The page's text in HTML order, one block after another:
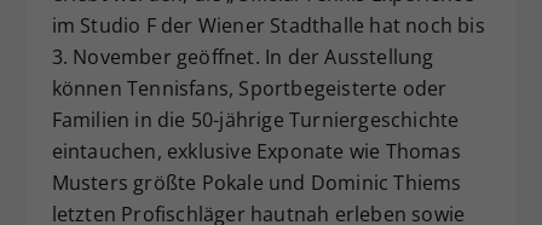
im Studio F der Wiener Stadthalle hat noch bis
3. November geöffnet. In der Ausstellung
können Tennisfans, Sportbegeisterte oder
Familien in die 50-jährige Turniergeschichte
eintauchen, exklusive Exponate wie Thomas
Musters größte Pokale und Dominic Thiems
letzten Profischläger hautnah erleben sowie
Zweck
Dieser Wert speichert Ihre Consent-
Einstellungen. Unter anderem eine
zufällig generierte ID, für die
historische Speicherung Ihrer
vorgenommen Einstellungen, falls der
Webseiten-Betreiber dies eingestellt
hat.